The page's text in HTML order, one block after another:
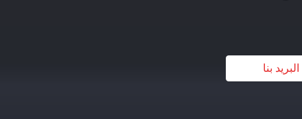
البريد بنا